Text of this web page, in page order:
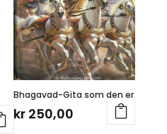
Bhagavad-Gita som den er
kr 250,00